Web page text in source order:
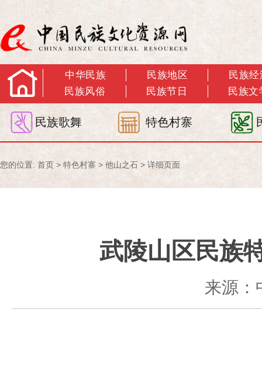
中华民族 民族地区
民族经
民族风俗
民族节日 民族文
民族歌舞 特色村寨
您的位置: 首页 > 特色村寨 > 他山之石 > 详细页面
武陵山区民族
来源：